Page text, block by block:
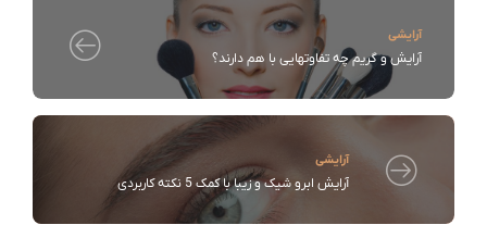
آرایشی
آرایش و گریم چه تفاوتهایی با هم دارند؟
آرایشی
آرایش ابرو شیک و زیبا با کمک 5 نکته کاربردی